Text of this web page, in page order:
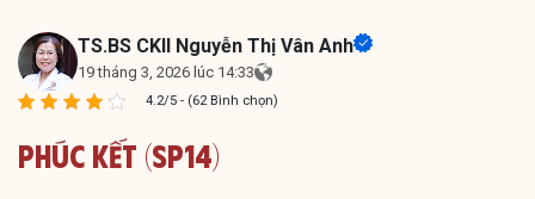
TS.BS CKII Nguyễn Thị Vân Anh
19 tháng 3, 2026 lúc 14:33
4.2/5 - (62 Bình chọn)
Phúc Kết (SP14)